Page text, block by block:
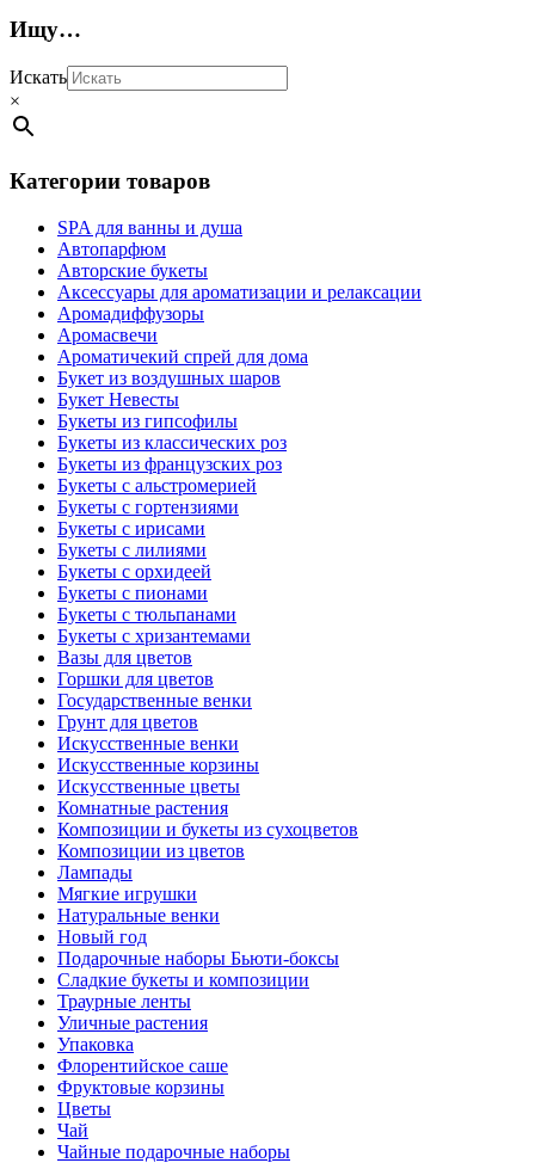
Ищу…
Искать
×
Категории товаров
SPA для ванны и душа
Автопарфюм
Авторские букеты
Аксессуары для ароматизации и релаксации
Аромадиффузоры
Аромасвечи
Ароматичекий спрей для дома
Букет из воздушных шаров
Букет Невесты
Букеты из гипсофилы
Букеты из классических роз
Букеты из французских роз
Букеты с альстромерией
Букеты с гортензиями
Букеты с ирисами
Букеты с лилиями
Букеты с орхидеей
Букеты с пионами
Букеты с тюльпанами
Букеты с хризантемами
Вазы для цветов
Горшки для цветов
Государственные венки
Грунт для цветов
Искусственные венки
Искусственные корзины
Искусственные цветы
Комнатные растения
Композиции и букеты из сухоцветов
Композиции из цветов
Лампады
Мягкие игрушки
Натуральные венки
Новый год
Подарочные наборы Бьюти-боксы
Сладкие букеты и композиции
Траурные ленты
Уличные растения
Упаковка
Флорентийское саше
Фруктовые корзины
Цветы
Чай
Чайные подарочные наборы